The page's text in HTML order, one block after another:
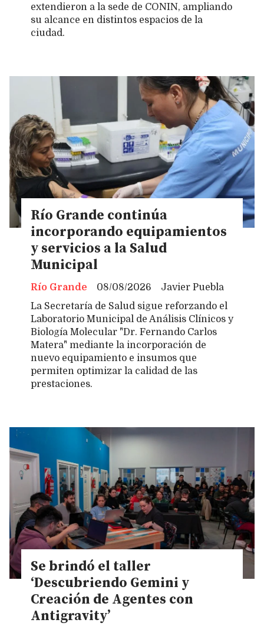
extendieron a la sede de CONIN, ampliando
su alcance en distintos espacios de la
ciudad.
Río Grande continúa
incorporando equipamientos
y servicios a la Salud
Municipal
Javier Puebla
Río Grande
08/08/2026
La Secretaría de Salud sigue reforzando el
Laboratorio Municipal de Análisis Clínicos y
Biología Molecular "Dr. Fernando Carlos
Matera" mediante la incorporación de
nuevo equipamiento e insumos que
permiten optimizar la calidad de las
prestaciones.
Se brindó el taller
‘Descubriendo Gemini y
Creación de Agentes con
Antigravity’